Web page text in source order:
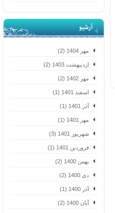
آرشیو
مهر 1404 (2)
اردیبهشت 1403 (2)
مهر 1402 (2)
اسفند 1401 (1)
آذر 1401 (1)
مهر 1401 (1)
شهریور 1401 (3)
فروردین 1401 (1)
بهمن 1400 (2)
دی 1400 (2)
آذر 1400 (1)
آبان 1400 (2)